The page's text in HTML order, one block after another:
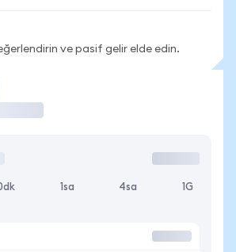
ve pasif gelir elde edin.
1sa 4sa 1G